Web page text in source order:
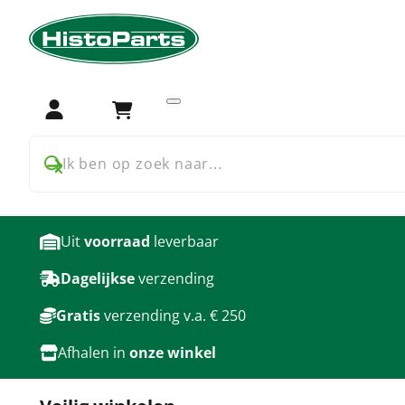
Login Winkelwagen
Ik ben op zoek naar...
Home Trekker onderdelen
Uitvoorraad leverbaar
Dagelijkseverzending
Gratisverzending v.a. € 250
Afhalen in onze winkel